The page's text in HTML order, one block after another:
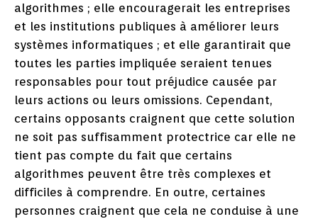
algorithmes ; elle encouragerait les entreprises
et les institutions publiques à améliorer leurs
systèmes informatiques ; et elle garantirait que
toutes les parties impliquée seraient tenues
responsables pour tout préjudice causée par
leurs actions ou leurs omissions. Cependant,
certains opposants craignent que cette solution
ne soit pas suffisamment protectrice car elle ne
tient pas compte du fait que certains
algorithmes peuvent être très complexes et
difficiles à comprendre. En outre, certaines
personnes craignent que cela ne conduise à une